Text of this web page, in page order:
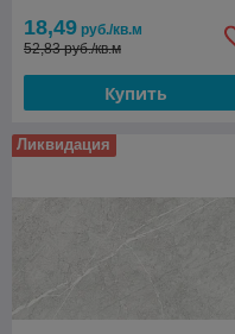
18,49 руб./кв.м
52,83 руб./кв.м
Купить
Ликвидация